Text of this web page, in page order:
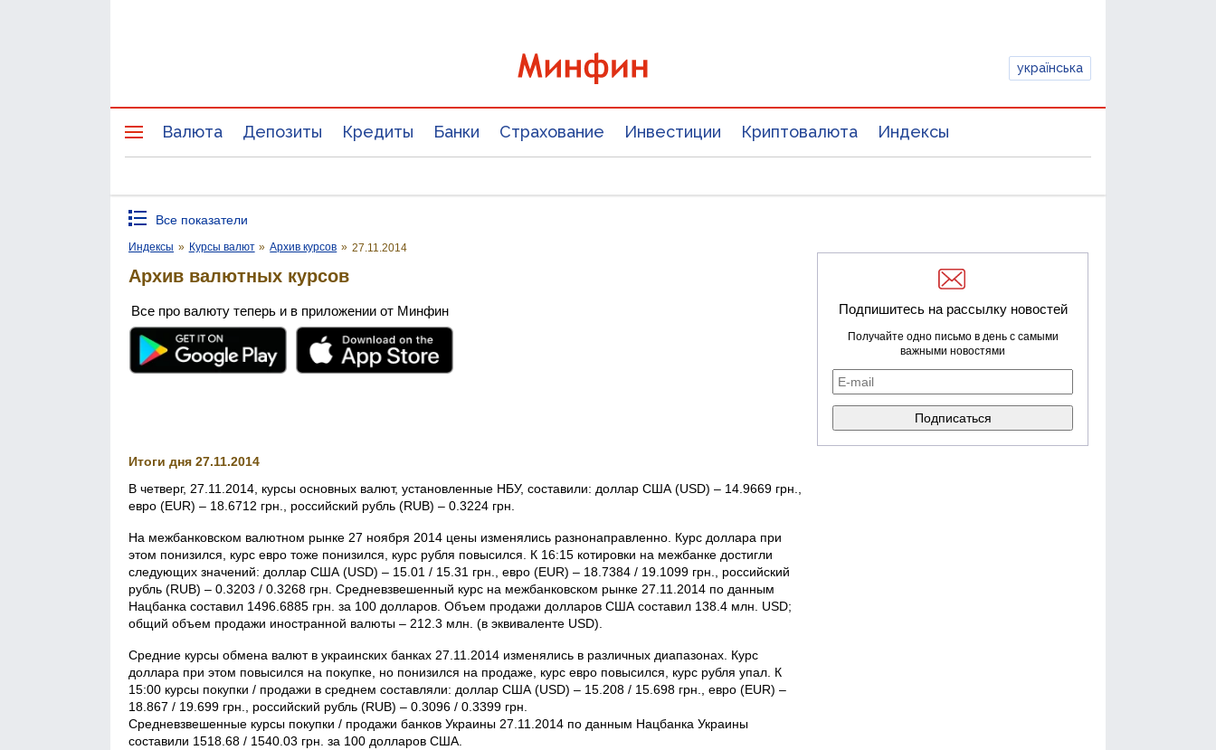
українська
Валюта Депозиты Кредиты Банки Страхование Инвестиции Криптовалюта Индексы
Все показатели
Индексы » Курсы валют » Архив курсов » 27.11.2014
Архив валютных курсов
Все про валюту теперь и в приложении от Минфин
Итоги дня 27.11.2014
В четверг, 27.11.2014, курсы основных валют, установленные НБУ, составили: доллар США (USD) – 14.9669 грн.,
евро (EUR) – 18.6712 грн., российский рубль (RUB) – 0.3224 грн.
На межбанковском валютном рынке 27 ноября 2014 цены изменялись разнонаправленно. Курс доллара при
этом понизился, курс евро тоже понизился, курс рубля повысился. К 16:15 котировки на межбанке достигли
следующих значений: доллар США (USD) – 15.01 / 15.31 грн., евро (EUR) – 18.7384 / 19.1099 грн., российский
рубль (RUB) – 0.3203 / 0.3268 грн. Средневзвешенный курс на межбанковском рынке 27.11.2014 по данным
Нацбанка составил 1496.6885 грн. за 100 долларов. Объем продажи долларов США составил 138.4 млн. USD;
общий объем продажи иностранной валюты – 212.3 млн. (в эквиваленте USD).
Средние курсы обмена валют в украинских банках 27.11.2014 изменялись в различных диапазонах. Курс
доллара при этом повысился на покупке, но понизился на продаже, курс евро повысился, курс рубля упал. К
15:00 курсы покупки / продажи в среднем составляли: доллар США (USD) – 15.208 / 15.698 грн., евро (EUR) –
18.867 / 19.699 грн., российский рубль (RUB) – 0.3096 / 0.3399 грн.
Средневзвешенные курсы покупки / продажи банков Украины 27.11.2014 по данным Нацбанка Украины
составили 1518.68 / 1540.03 грн. за 100 долларов США.
Подпишитесь на рассылку новостей
Получайте одно письмо в день с самыми
важными новостями